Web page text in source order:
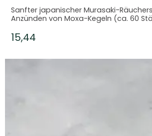
Sanfter japanischer Murasaki-
Anzünden von Moxa-Kegeln (ca. 60
15,44